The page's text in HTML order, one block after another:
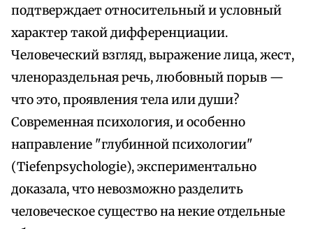
подтверждает относительный и условный
характер такой дифференциации.
Человеческий взгляд, выражение лица, жест,
членораздельная речь, любовный порыв —
что это, проявления тела или души?
Современная психология, и особенно
направление "глубинной психологии"
(Tiefenpsychologie), экспериментально
доказала, что невозможно разделить
человеческое существо на некие отдельные